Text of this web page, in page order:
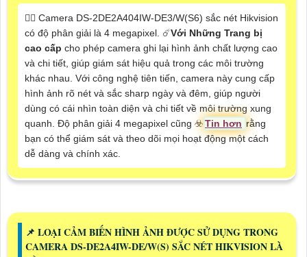
❤️‍💋‍ Camera DS-2DE2A404IW-DE3/W(S6) sắc nét Hikvision
có độ phân giải là 4 megapixel. ☄️Với Những Trang bị
cao cấp cho phép camera ghi lại hình ảnh chất lượng cao
và chi tiết, giúp giám sát hiệu quả trong các môi trường
khác nhau. Với công nghệ tiên tiến, camera này cung cấp
hình ảnh rõ nét và sắc sharp ngày và đêm, giúp người
dùng có cái nhìn toàn diện và chi tiết về môi trường xung
quanh. Độ phân giải 4 megapixel cũng ☣️Tin hơn rằng
bạn có thể giám sát và theo dõi mọi hoạt động một cách
dễ dàng và chính xác.
📌 LOẠI CẢM BIẾN HÌNH ẢNH ĐƯỢC SỬ DỤNG TRONG
CAMERA DS-DE2A4IW-DE/W(S) SẮC NÉT HIKVISION LÀ